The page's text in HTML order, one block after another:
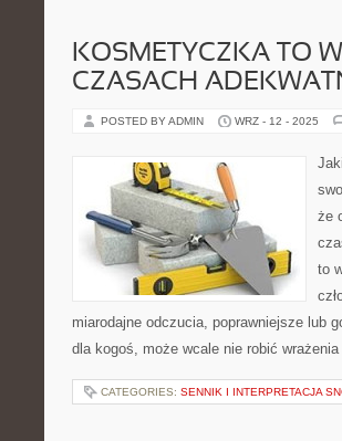
KOSMETYCZKA TO
CZASACH
POSTED BY ADMIN WRZ - 12 - 2025
że
to
miarodajne odczucia, poprawniejsze lub
dla kogoś, może wcale nie robić
CATEGORIES: SENNIK I INTERPRETACJA